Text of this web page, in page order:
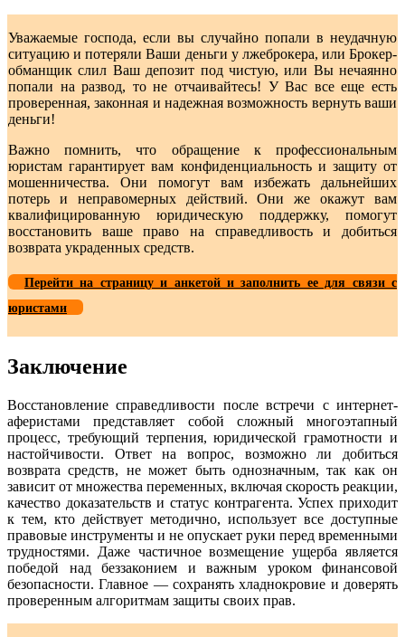
Уважаемые господа, если вы случайно попали в неудачную
ситуацию и потеряли Ваши деньги у лжеброкера, или Брокер-
обманщик слил Ваш депозит под чистую, или Вы нечаянно
попали на развод, то не отчаивайтесь! У Вас все еще есть
проверенная, законная и надежная возможность вернуть ваши
деньги!
Важно помнить, что обращение к профессиональным
юристам гарантирует вам конфиденциальность и защиту от
мошенничества. Они помогут вам избежать дальнейших
потерь и неправомерных действий. Они же окажут вам
квалифицированную юридическую поддержку, помогут
восстановить ваше право на справедливость и добиться
возврата украденных средств.
Перейти на страницу и анкетой и заполнить ее для связи с
юристами
Заключение
Восстановление справедливости после встречи с интернет-
аферистами представляет собой сложный многоэтапный
процесс, требующий терпения, юридической грамотности и
настойчивости. Ответ на вопрос, возможно ли добиться
возврата средств, не может быть однозначным, так как он
зависит от множества переменных, включая скорость реакции,
качество доказательств и статус контрагента. Успех приходит
к тем, кто действует методично, использует все доступные
правовые инструменты и не опускает руки перед временными
трудностями. Даже частичное возмещение ущерба является
победой над беззаконием и важным уроком финансовой
безопасности. Главное — сохранять хладнокровие и доверять
проверенным алгоритмам защиты своих прав.